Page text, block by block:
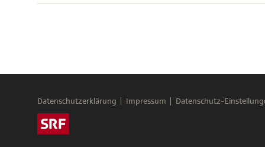
Datenschutzerklärung Impressum Datenschutz-